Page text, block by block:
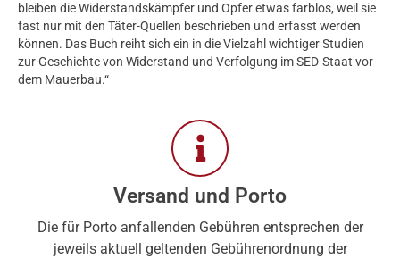
bleiben die Widerstandskämpfer und Opfer etwas farblos, weil sie
fast nur mit den Täter-Quellen beschrieben und erfasst werden
können. Das Buch reiht sich ein in die Vielzahl wichtiger Studien
zur Geschichte von Widerstand und Verfolgung im SED-Staat vor
dem Mauerbau.“
Versand und Porto
Die für Porto anfallenden Gebühren entsprechen der
jeweils aktuell geltenden Gebührenordnung der